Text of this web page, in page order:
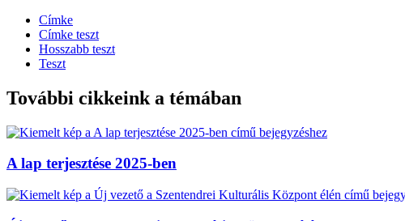
Címke
Címke teszt
Hosszabb teszt
Teszt
További cikkeink a témában
A lap terjesztése 2025-ben